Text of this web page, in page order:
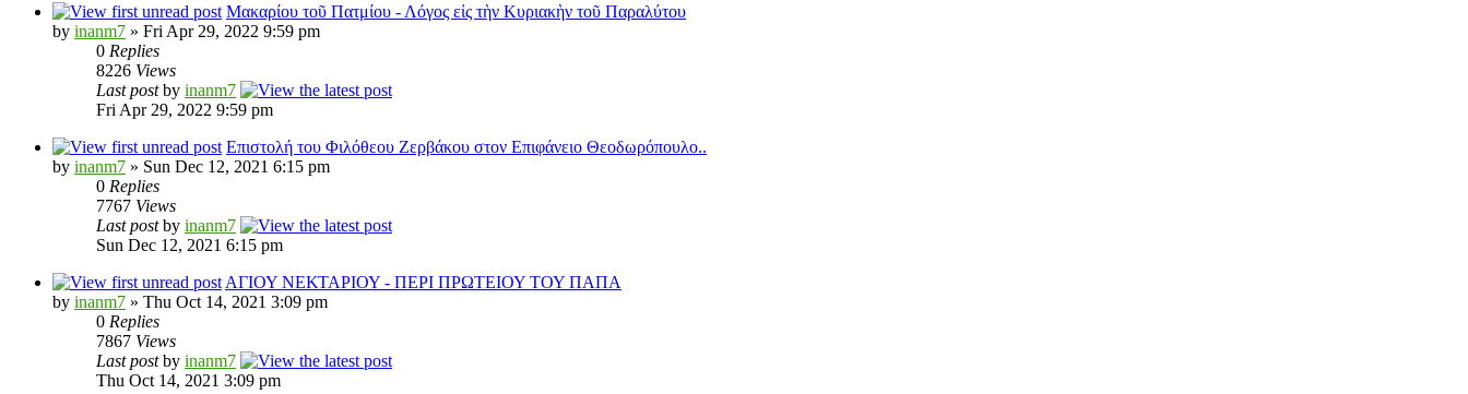
Μακαρίου τοῦ Πατμίου - Λόγος εἰς τὴν Κυριακὴν τοῦ Παραλύτου
by inanm7 » Fri Apr 29, 2022 9:59 pm
0 Replies
8226 Views
Last postby inanm7
Fri Apr 29, 2022 9:59 pm
Επιστολή του Φιλόθεου Ζερβάκου στον Επιφάνειο Θεοδωρόπουλο..
by inanm7 » Sun Dec 12, 2021 6:15 pm
0 Replies
7767 Views
Last postby inanm7
Sun Dec 12, 2021 6:15 pm
ΑΓΙΟΥ ΝΕΚΤΑΡΙΟΥ - ΠΕΡΙ ΠΡΩΤΕΙΟΥ ΤΟΥ ΠΑΠΑ
by inanm7 » Thu Oct 14, 2021 3:09 pm
0 Replies
7867 Views
Last postby inanm7
Thu Oct 14, 2021 3:09 pm